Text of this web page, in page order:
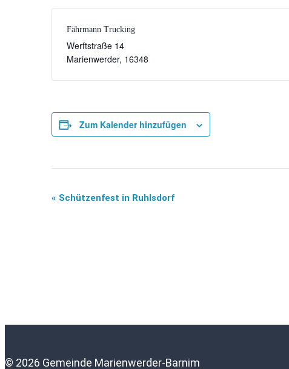
Fährmann Trucking
Werftstraße 14
Marienwerder, 16348
Zum Kalender hinzufügen
Veranstaltung-
« Schützenfest in Ruhlsdorf
© 2026 Gemeinde Marienwerder-Barnim